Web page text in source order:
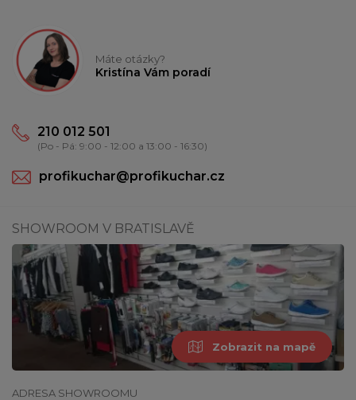
Máte otázky?
Kristína Vám poradí
210 012 501
(Po - Pá: 9:00 - 12:00 a 13:00 - 16:30)
profikuchar@profikuchar.cz
SHOWROOM V BRATISLAVĚ
Zobrazit na mapě
ADRESA SHOWROOMU